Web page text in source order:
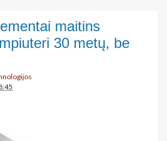
maitins
30 metų, be